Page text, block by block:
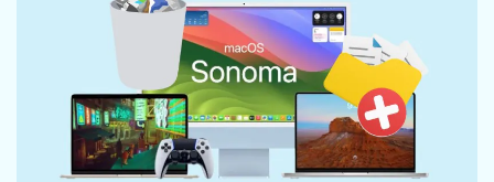
Unbegrenzte Daten vom Mac-System
wiederherstellen
Kostenlos Testen
Datenverlust-Szenarien
ALLE FUNKTIONEN ENTDECKEN
Sign In
search